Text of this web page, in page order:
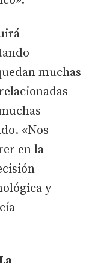
muchas
«Nos
en la
y